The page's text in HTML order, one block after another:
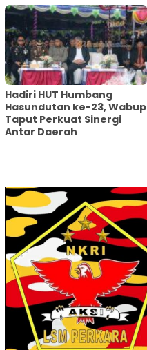
Hadiri HUT Humbang
Hasundutan ke-23, Wabup
Taput Perkuat Sinergi
Antar Daerah